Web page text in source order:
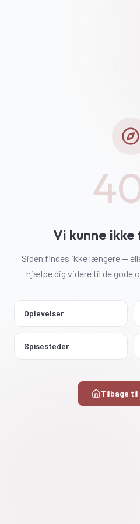
Vi kunne
Siden findes ikke længere —
hjælpe dig videre til de gode
Oplevelser
Spisesteder
Tilbage til